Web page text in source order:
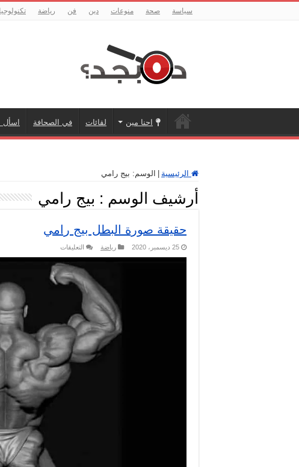
سياسة صحة منوعات دين فن رياضة تكنولوجيا
احنا مين لقائات في الصحافة
الرئيسية الوسم: بيج رامي
أرشيف الوسم : بيج رامي
حقيقة صورة البطل بيج رامي
25 ديسمبر، 2020 رياضة التعليقات
صورة
البطل
بيج
رامي